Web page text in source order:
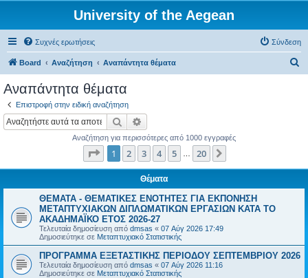
University of the Aegean
Συχνές ερωτήσεις Σύνδεση
Board Αναζήτηση Αναπάντητα θέματα
Αναπάντητα θέματα
Επιστροφή στην ειδική αναζήτηση
Αναζήτηση
Αναζήτηση για περισσότερες από 1000 εγγραφές
Σελίδα από20
1 2 3 4 5 20
Θέματα
ΘΕΜΑΤΑ - ΘΕΜΑΤΙΚΕΣ ΕΝΟΤΗΤΕΣ ΓΙΑ ΕΚΠΟΝΗΣΗ
ΜΕΤΑΠΤΥΧΙΑΚΩΝ ΔΙΠΛΩΜΑΤΙΚΩΝ ΕΡΓΑΣΙΩΝ ΚΑΤΑ ΤΟ
ΑΚΑΔΗΜΑΪΚΟ ΕΤΟΣ 2026-27
Τελευταία δημοσίευση από dmsas « 07 Αύγ 2026 17:49
Δημοσιεύτηκε σε Μεταπτυχιακό Στατιστικής
ΠΡΟΓΡΑΜΜΑ ΕΞΕΤΑΣΤΙΚΗΣ ΠΕΡΙΟΔΟΥ ΣΕΠΤΕΜΒΡΙΟΥ 2026
Τελευταία δημοσίευση από dmsas « 07 Αύγ 2026 11:16
Δημοσιεύτηκε σε Μεταπτυχιακό Στατιστικής